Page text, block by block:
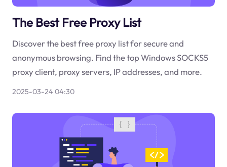
The Best Free Proxy List
Discover the best free proxy list for secure and
anonymous browsing. Find the top Windows SOCKS5
proxy client, proxy servers, IP addresses, and more.
2025-03-24 04:30